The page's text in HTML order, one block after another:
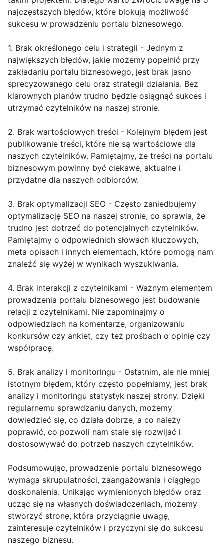
najczęstszych błędów, które blokują możliwość
sukcesu w prowadzeniu portalu biznesowego.
1. Brak określonego celu i strategii - Jednym z
największych błędów, jakie możemy popełnić przy
zakładaniu portalu biznesowego, jest brak jasno
sprecyzowanego celu oraz strategii działania. Bez
klarownych planów trudno będzie osiągnąć sukces i
utrzymać czytelników na naszej stronie.
2. Brak wartościowych treści - Kolejnym błędem jest
publikowanie treści, które nie są wartościowe dla
naszych czytelników. Pamiętajmy, że treści na portalu
biznesowym powinny być ciekawe, aktualne i
przydatne dla naszych odbiorców.
3. Brak optymalizacji SEO - Często zaniedbujemy
optymalizację SEO na naszej stronie, co sprawia, że
trudno jest dotrzeć do potencjalnych czytelników.
Pamiętajmy o odpowiednich słowach kluczowych,
meta opisach i innych elementach, które pomogą nam
znaleźć się wyżej w wynikach wyszukiwania.
4. Brak interakcji z czytelnikami - Ważnym elementem
prowadzenia portalu biznesowego jest budowanie
relacji z czytelnikami. Nie zapominajmy o
odpowiedziach na komentarze, organizowaniu
konkursów czy ankiet, czy też prośbach o opinię czy
współpracę.
5. Brak analizy i monitoringu - Ostatnim, ale nie mniej
istotnym błędem, który często popełniamy, jest brak
analizy i monitoringu statystyk naszej strony. Dzięki
regularnemu sprawdzaniu danych, możemy
dowiedzieć się, co działa dobrze, a co należy
poprawić, co pozwoli nam stale się rozwijać i
dostosowywać do potrzeb naszych czytelników.
Podsumowując, prowadzenie portalu biznesowego
wymaga skrupulatności, zaangażowania i ciągłego
doskonalenia. Unikając wymienionych błędów oraz
ucząc się na własnych doświadczeniach, możemy
stworzyć stronę, która przyciągnie uwagę,
zainteresuje czytelników i przyczyni się do sukcesu
naszego biznesu.